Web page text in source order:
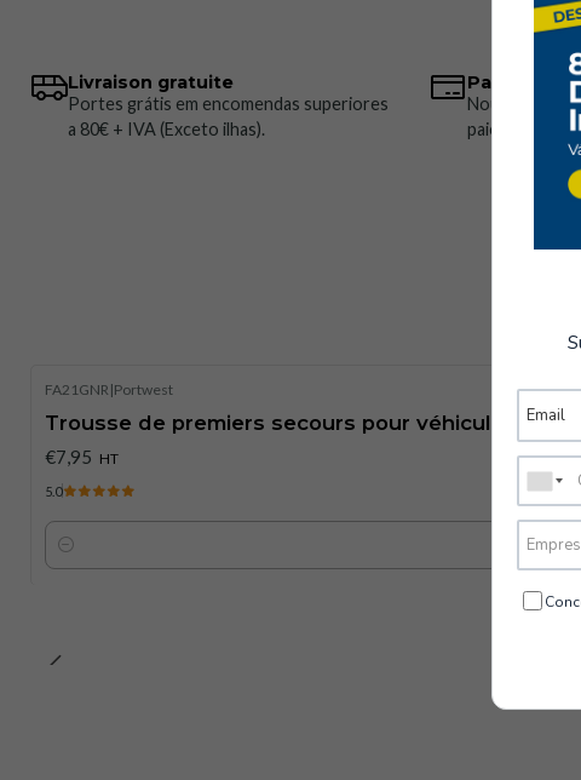
Livraison gratuite
Portes grátis em encomendas superiores
a 80€ + IVA (Exceto ilhas).
Paiements
Nous
paiement
FA21GNR |Portwest
Trousse de premiers secours pour véhicule (2
€7,95 HT
5.0
Quantité